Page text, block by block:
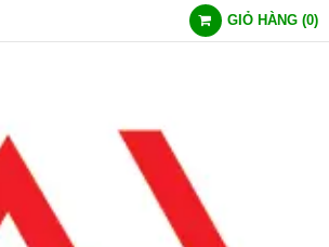
GIỎ HÀNG (0)